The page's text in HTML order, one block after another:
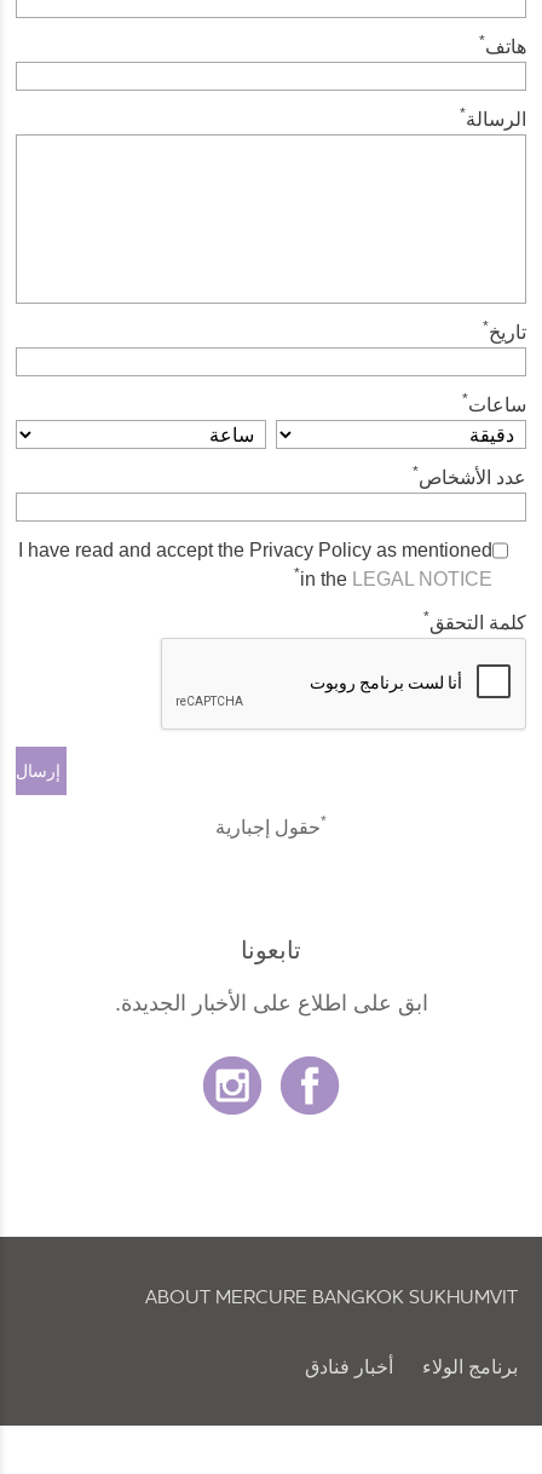
هاتف*
الرسالة*
تاريخ*
ساعات*
عدد الأشخاص*
I have read and accept the Privacy Policy as mentioned
in the
LEGAL NOTICE
*
كلمة التحقق*
*حقول إجبارية
تابعونا
ابق على اطلاع على الأخبار الجديدة.
ABOUT MERCURE BANGKOK SUKHUMVIT
برنامج الولاء أخبار فنادق